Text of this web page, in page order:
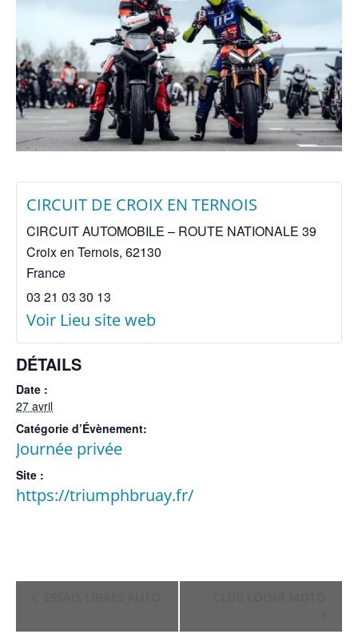
DÉTAILS
Date :
27 avril
Catégorie d’Évènement:
Journée privée
Site :
https://triumphbruay.fr/
CIRCUIT DE CROIX EN TERNOIS
CIRCUIT AUTOMOBILE – ROUTE NATIONALE 39
Croix en Ternois, 62130
France
03 21 03 30 13
Voir Lieu site web